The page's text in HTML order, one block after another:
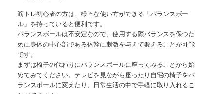
筋トレ初心者の方は、様々な使い方ができる「バランスボー
ル」を持っていると便利です。
バランスボールは不安定なので、使用する際バランスを保つた
めに身体の中心部である体幹に刺激を与えて鍛えることが可能
です。
まずは椅子の代わりにバランスボールに座ってみることから始
めてみてください。テレビを見ながら座ったり自宅の椅子をバ
ランスボールに変えたり、日常生活の中で手軽に取り入れるこ